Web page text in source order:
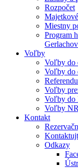
Rozpočet
Miestny
Program
Voľby
Voľby do
Voľby do
Voľby
Voľby do
Voľby
Kontakt
Odkazy